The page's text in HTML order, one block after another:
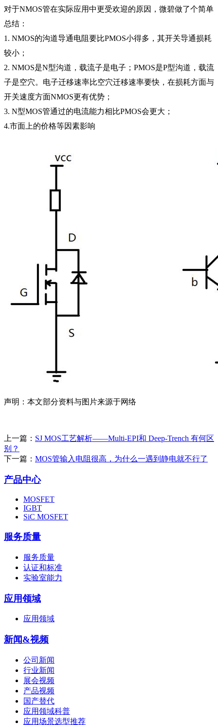
对于NMOS管在实际应用中更受欢迎的原因，微碧做了个简单
总结：
1. NMOS的沟道导通电阻要比PMOS小得多，其开关导通损耗
较小；
2. NMOS是N型沟道，载流子是电子；PMOS是P型沟道，载流
子是空穴。 电子迁移速率比空穴迁移速率要快，在损耗方面与
开关速度方面NMOS更有优势；
3. N型MOS管通过的电流能力相比PMOS会更大；
4.市面上的价格等因素影响
声明：本文部分资料与图片来源于网络
上一篇： SJ MOS工艺解析——Multi-EPI和 Deep-Trench 有何区
别？
下一篇： MOS管输入电阻很高，为什么一遇到静电就不行了
产品中心
MOSFET
IGBT
SiC MOSFET
服务质量
服务质量
认证和标准
实验室能力
应用领域
应用领域
新闻&视频
公司新闻
行业新闻
展会视频
产品视频
国产替代
应用领域科普
应用场景选型推荐